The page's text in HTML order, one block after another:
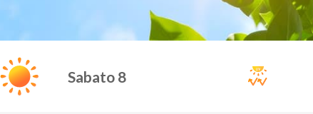
Sabato 8